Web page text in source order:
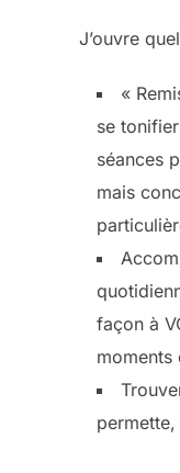
J’ouvre
«
se
séances
mais
façon à
moments